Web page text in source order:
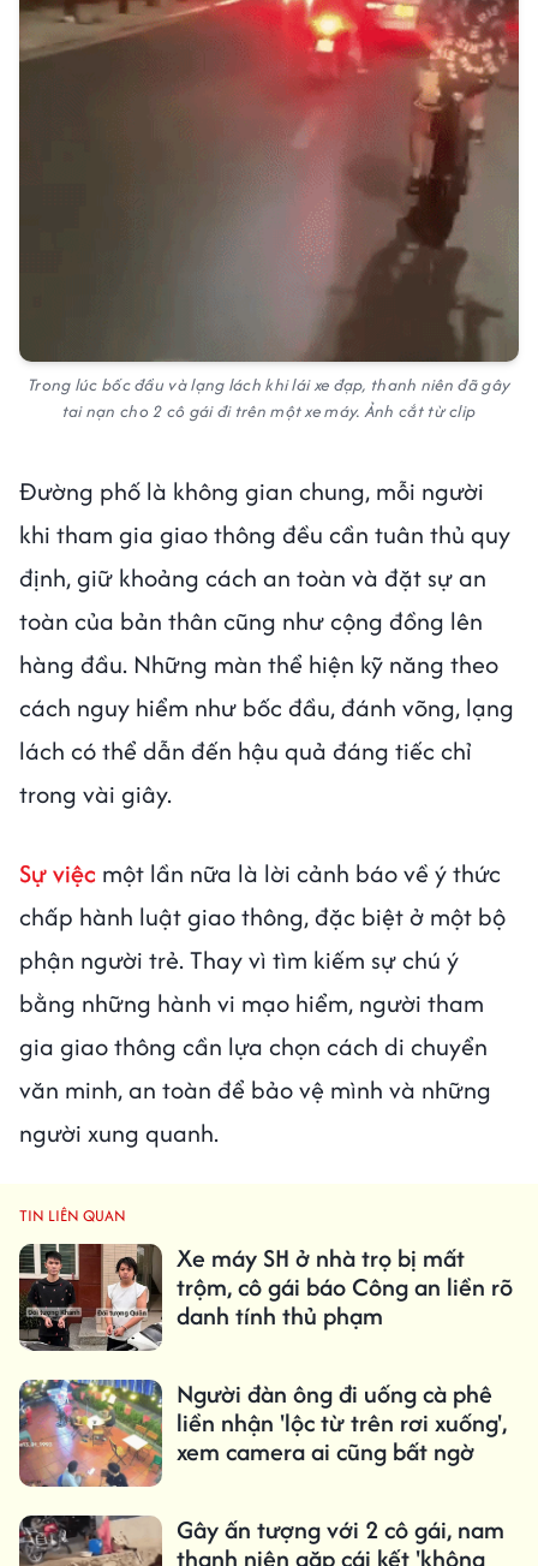
Trong lúc bốc đầu và lạng lách khi lái xe đạp, thanh niên đã gây
tai nạn cho 2 cô gái đi trên một xe máy. Ảnh cắt từ clip
Đường phố là không gian chung, mỗi người
khi tham gia giao thông đều cần tuân thủ quy
định, giữ khoảng cách an toàn và đặt sự an
toàn của bản thân cũng như cộng đồng lên
hàng đầu. Những màn thể hiện kỹ năng theo
cách nguy hiểm như bốc đầu, đánh võng, lạng
lách có thể dẫn đến hậu quả đáng tiếc chỉ
trong vài giây.
Sự việc một lần nữa là lời cảnh báo về ý thức
chấp hành luật giao thông, đặc biệt ở một bộ
phận người trẻ. Thay vì tìm kiếm sự chú ý
bằng những hành vi mạo hiểm, người tham
gia giao thông cần lựa chọn cách di chuyển
văn minh, an toàn để bảo vệ mình và những
người xung quanh.
TIN LIÊN QUAN
Xe máy SH ở nhà trọ bị mất
trộm, cô gái báo Công an liền rõ
danh tính thủ phạm
Người đàn ông đi uống cà phê
liền nhận 'lộc từ trên rơi xuống',
xem camera ai cũng bất ngờ
Gây ấn tượng với 2 cô gái, nam
thanh niên gặp cái kết 'không